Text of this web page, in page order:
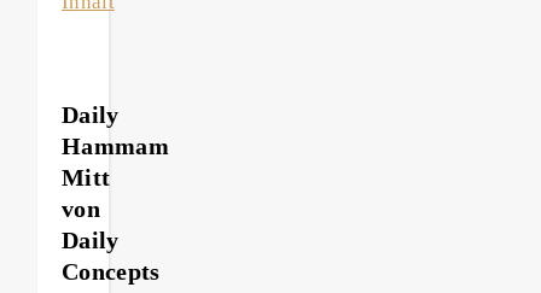
Daily
Hammam
Mitt
von
Daily
Concepts